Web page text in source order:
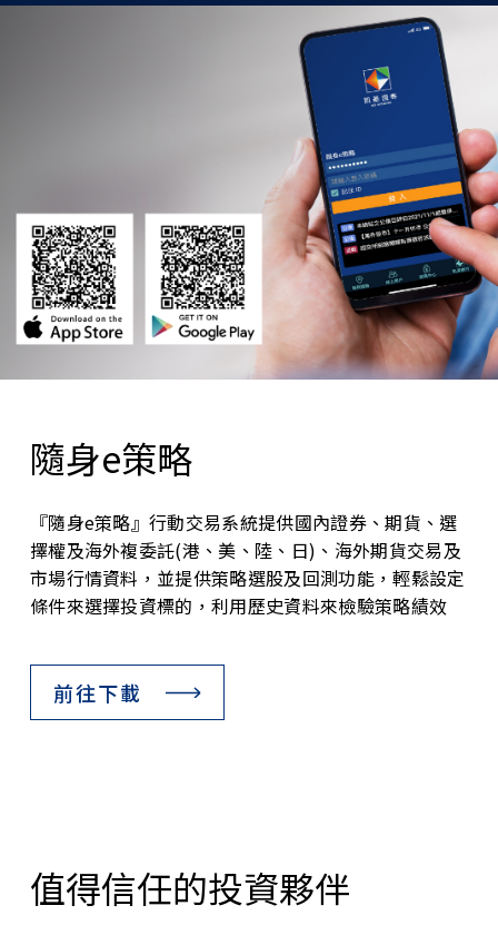
隨身e策略
『隨身e策略』行動交易系統提供國內證券、期貨、選
擇權及海外複委託(港、美、陸、日)、海外期貨交易及
市場行情資料，並提供策略選股及回測功能，輕鬆設定
條件來選擇投資標的，利用歷史資料來檢驗策略績效
前往下載
值得信任的投資夥伴